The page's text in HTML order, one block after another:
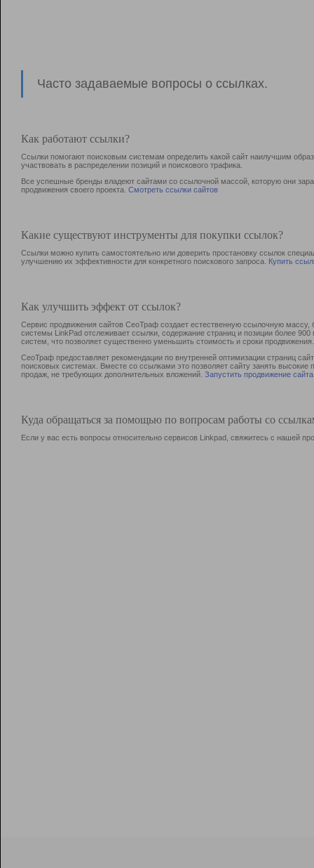
Часто задаваемые вопросы о ссылках.
Как работают ссылки?
Ссылки помогают поисковым системам определить какой сайт наилучшим
участвовать в раcпределении позиций и поискового трафика.
Все успешные бренды владеют сайтами со ссылочной массой, которую они
продвижения своего проекта. Смотреть ссылки сайтов
Какие существуют инструменты для покупки ссылок?
Ссылки можно купить самостоятельно или доверить простановку ссылок
улучшению их эффективности для конкретного поискового запроса. Купить
Как улучшить эффект от ссылок?
Сервис продвижения сайтов СеоТраф создает естественную ссылочную
системы LinkPad отслеживает ссылки, содержание страниц и позиции более
систем, что позволяет существенно уменьшить стоимость и сроки продвижения.
СеоТраф предоставляет рекомендации по внутренней оптимизации страниц
поисковых системах. Вместе со ссылками это позволяет сайту занять
продаж, не требующих дополнительных вложений. Запустить продвижение сайта
Куда обращаться за помощью по вопросам работы со
Если у вас есть вопросы относительно сервисов Linkpad, свяжитесь с нашей